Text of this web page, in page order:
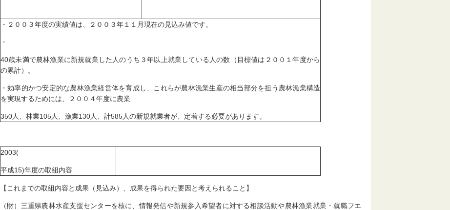
・２００３年度の実績値は、２００３年１１月現在の見込み値です。
・
40歳未満で農林漁業に新規就業した人のうち３年以上就業している人の数（目標値は２００１年度から
の累計）。
・効率的かつ安定的な農林漁業経営体を育成し、これらが農林漁業生産の相当部分を担う農林漁業構造
を実現するためには、２００４年度に農業
350人、林業105人、漁業130人、計585人の新規就業者が、定着する必要があります。
2003(
平成15)年度の取組内容
【これまでの取組内容と成果（見込み）、成果を得られた要因と考えられること】
（財）三重県農林水産支援センターを核に、情報発信や新規参入希望者に対する相談活動や農林漁業就業・就職フエ